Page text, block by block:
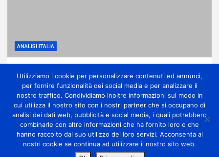
ANALISI ITALIA
qualche temporale di calore
1 giorno ago miometeo
Copyright Miometeo © All rights reserved | Theme by
Utilizziamo i cookie per personalizzare contenuti ed annunci,
per fornire funzionalità dei social media e per analizzare il
nostro traffico. Condividiamo inoltre informazioni sul modo in
cui utilizza il nostro sito con i nostri partner che si occupano di
analisi dei dati web, pubblicità e social media, i quali potrebbero
combinarle con altre informazioni che ha fornito loro o che
hanno raccolto dal suo utilizzo dei loro servizi. Acconsenta ai
nostri cookie se continua ad utilizzare il nostro sito web.